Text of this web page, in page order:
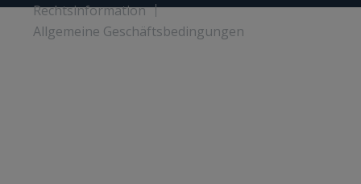
Rechtsinformation
Allgemeine Geschäftsbedingungen